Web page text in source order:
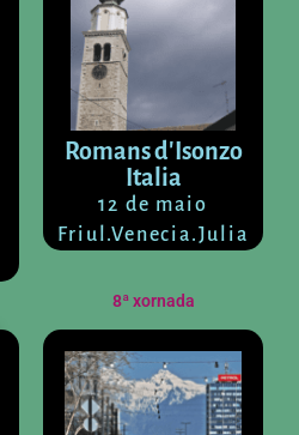
Romans d'Isonzo
Italia
12 de maio
Friul.Venecia.Julia
8ª xornada